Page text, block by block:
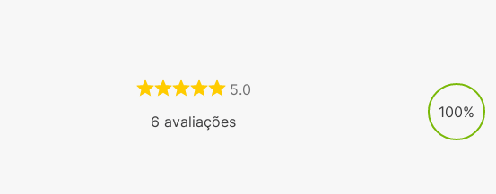
5.0
6 avaliações
100%